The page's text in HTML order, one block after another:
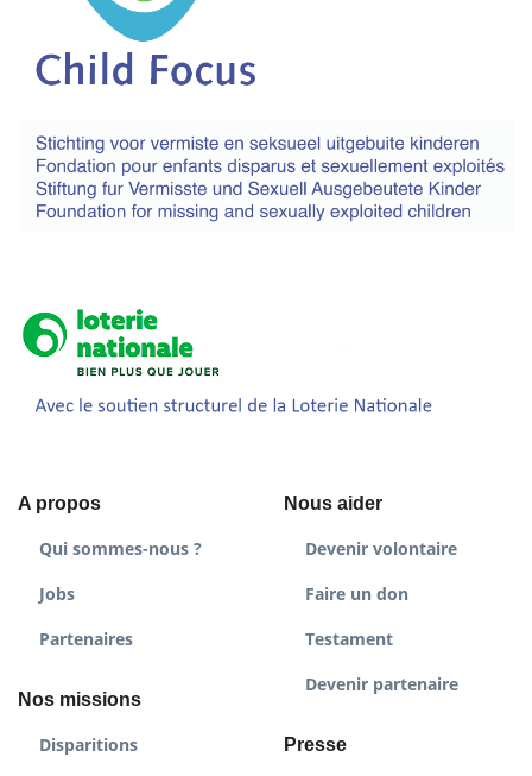
A propos
Qui sommes-nous ?
Jobs
Partenaires
Nos missions
Disparitions
Nous aider
Devenir volontaire
Faire un don
Testament
Devenir partenaire
Presse